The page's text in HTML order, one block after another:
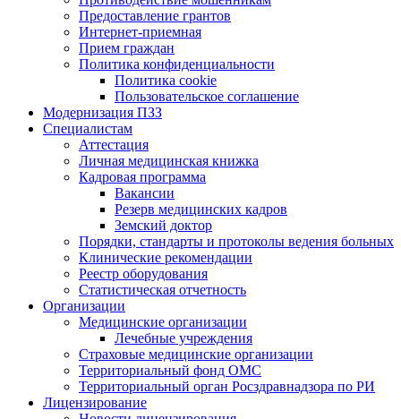
Предоставление грантов
Интернет-приемная
Прием граждан
Политика конфиденциальности
Политика cookie
Пользовательское соглашение
Модернизация ПЗЗ
Специалистам
Аттестация
Личная медицинская книжка
Кадровая программа
Вакансии
Резерв медицинских кадров
Земский доктор
Порядки, стандарты и протоколы ведения больных
Клинические рекомендации
Реестр оборудования
Статистическая отчетность
Организации
Медицинские организации
Лечебные учреждения
Страховые медицинские организации
Территориальный фонд ОМС
Территориальный орган Росздравнадзора по РИ
Лицензирование